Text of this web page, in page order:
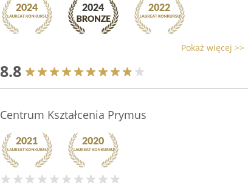
Pokaż więcej >>
8.8
Centrum Kształcenia Prymus